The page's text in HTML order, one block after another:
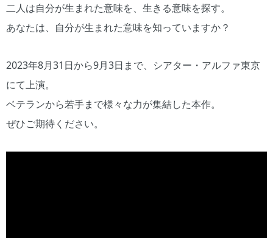
二人は自分が生まれた意味を、生きる意味を探す。
あなたは、自分が生まれた意味を知っていますか？
2023年8月31日から9月3日まで、シアター・アルファ東京
にて上演。
ベテランから若手まで様々な力が集結した本作。
ぜひご期待ください。